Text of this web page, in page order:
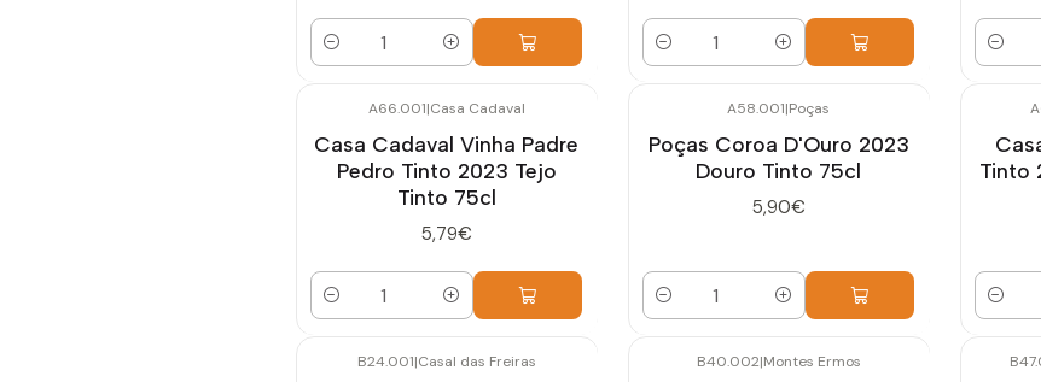
Quantidade Quantidade
A66.001|Casa Cadaval
Casa Cadaval Vinha Padre
Pedro Tinto 2023 Tejo
Tinto 75cl
5,79€
Quantidade
A58.001|Poças
Poças Coroa D'Ouro 2023
Douro Tinto 75cl
5,90€
Quantidade
Tinto
B24.001|Casal das Freiras B40.002|Montes Ermos